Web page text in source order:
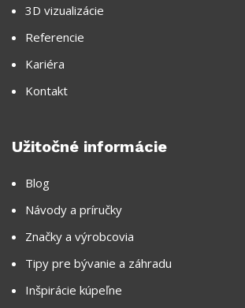
3D vizualizácie
Referencie
Kariéra
Kontakt
Užitočné informácie
Blog
Návody a príručky
Značky a výrobcovia
Tipy pre bývanie a záhradu
Inšpirácie kúpeľne